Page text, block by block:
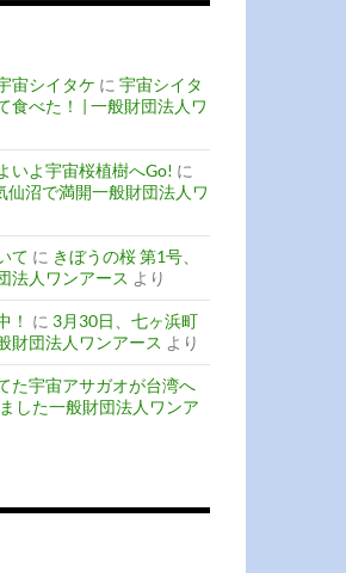
宙シイタケ に 宇宙シイタ
食べた！ | 一般財団法人ワ
いよ宇宙桜植樹へGo! に
仙沼で満開一般財団法人ワ
て に きぼうの桜 第1号、
法人ワンアース より
！ に 3月30日、七ヶ浜町
財団法人ワンアース より
た宇宙アサガオが台湾へ
した一般財団法人ワンア